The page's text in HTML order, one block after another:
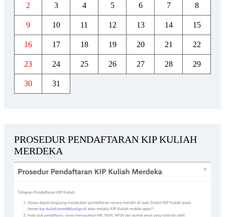
2 3 4 5 6 7 8
9 10 11 12 13 14 15
16 17 18 19 20 21 22
23 24 25 26 27 28 29
30 31
PROSEDUR PENDAFTARAN KIP KULIAH
MERDEKA